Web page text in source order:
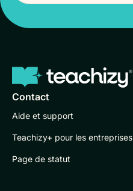
Contact
Aide et support
Teachizy+ pour les entreprises
Page de statut